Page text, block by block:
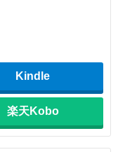
Kindle
楽天Kobo